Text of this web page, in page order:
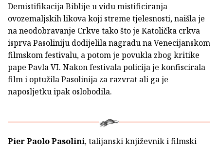
Demistifikacija Biblije u vidu mistificiranja
ovozemaljskih likova koji streme tjelesnosti, naišla je
na neodobravanje Crkve tako što je Katolička crkva
isprva Pasoliniju dodijelila nagradu na Venecijanskom
filmskom festivalu, a potom je povukla zbog kritike
pape Pavla VI. Nakon festivala policija je konfiscirala
film i optužila Pasolinija za razvrat ali ga je
naposljetku ipak oslobodila.
Pier Paolo Pasolini, talijanski književnik i filmski